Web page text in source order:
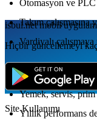
Otomasyon ve
Takım çalışmasına
Vardiyalı
Çalışma Koşulları
Yemek, servis, prim
Yıllık performans
isbul.netmobil
Hiçbir güncellemeyi
Site Kullanımı